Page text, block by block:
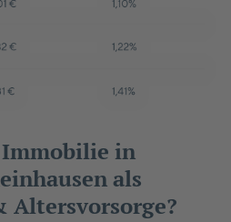
in
als
Altersvorsorge?